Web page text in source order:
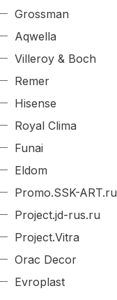
Grossman
Aqwella
Villeroy & Boch
Remer
Hisense
Royal Clima
Funai
Eldom
Promo.SSK-ART.ru
Project.jd-rus.ru
Project.Vitra
Orac Decor
Evroplast